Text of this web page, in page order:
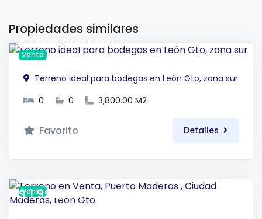
Propiedades similares
Venta
$ 1,900,000 MXN
Terreno ideal para bodegas en León Gto, zona sur
0
0 3,800.00 M2
Favorito Detalles
Venta
$ 1,990,000 MXN